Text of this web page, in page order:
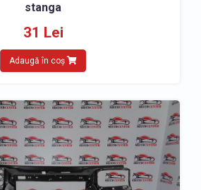
stanga
31 Lei
Adaugă în coș